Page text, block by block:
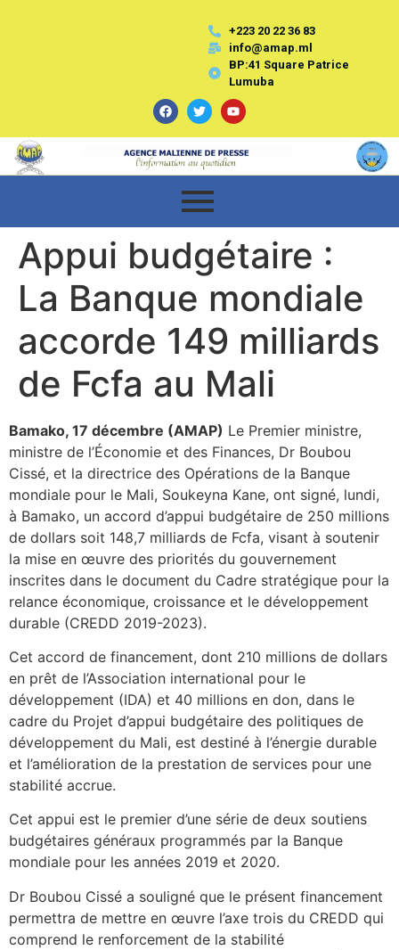
+223 20 22 36 83
info@amap.ml
BP:41 Square Patrice
Lumuba
Appui budgétaire :
La Banque mondiale
accorde 149 milliards
de Fcfa au Mali
Bamako, 17 décembre (AMAP) Le Premier ministre,
ministre de l’Économie et des Finances, Dr Boubou
Cissé, et la directrice des Opérations de la Banque
mondiale pour le Mali, Soukeyna Kane, ont signé, lundi,
à Bamako, un accord d’appui budgétaire de 250 millions
de dollars soit 148,7 milliards de Fcfa, visant à soutenir
la mise en œuvre des priorités du gouvernement
inscrites dans le document du Cadre stratégique pour la
relance économique, croissance et le développement
durable (CREDD 2019-2023).
Cet accord de financement, dont 210 millions de dollars
en prêt de l’Association international pour le
développement (IDA) et 40 millions en don, dans le
cadre du Projet d’appui budgétaire des politiques de
développement du Mali, est destiné à l’énergie durable
et l’amélioration de la prestation de services pour une
stabilité accrue.
Cet appui est le premier d’une série de deux soutiens
budgétaires généraux programmés par la Banque
mondiale pour les années 2019 et 2020.
Dr Boubou Cissé a souligné que le présent financement
permettra de mettre en œuvre l’axe trois du CREDD qui
comprend le renforcement de la stabilité